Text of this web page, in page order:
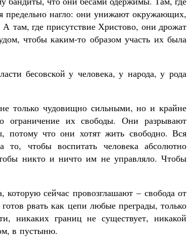
предельно нагло: они унижают окружающих,
там, где присутствие Христово, они дрожат
чтобы каким-то образом участь их была
бесовской у человека, у народа, у рода
только чудовищно сильными, но и крайне
ограничение их свободы. Они разрывают
что они хотят жить свободно. Вся
то, чтобы воспитать человека абсолютно
никто и ничто им не управляло. Чтобы
сейчас провозглашают – свобода от
рвать как цепи любые преграды, только
никаких границ не существует, никакой
в пустыню.